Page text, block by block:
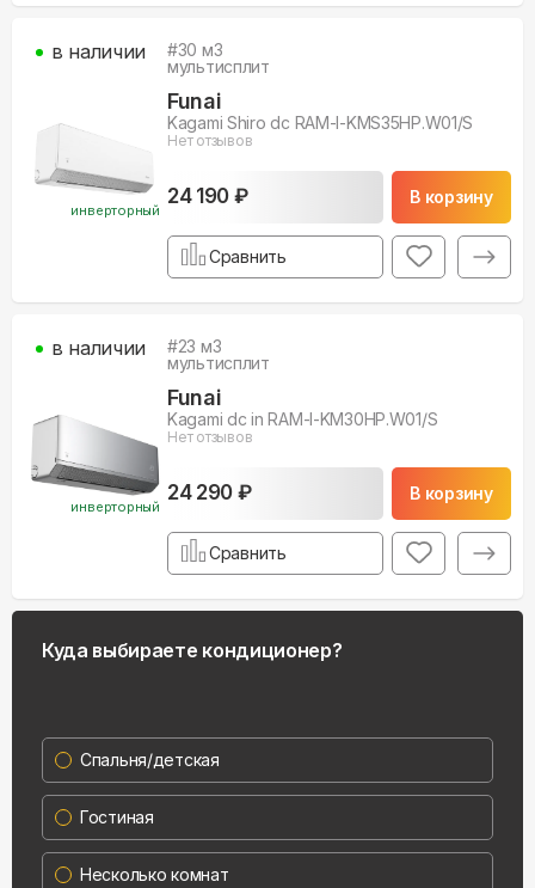
инверторный
#30 м3
мультисплит
Funai
Kagami Shiro dc RAM-I-KMS35HP.W01/S
Нет отзывов
24 190 ₽ В корзину
в наличии
Сравнить
инверторный
#23 м3
мультисплит
Funai
Kagami dc in RAM-I-KM30HP.W01/S
Нет отзывов
24 290 ₽ В корзину
в наличии
Сравнить
Куда выбираете кондиционер?
Спальня/детская
Гостиная
Несколько комнат